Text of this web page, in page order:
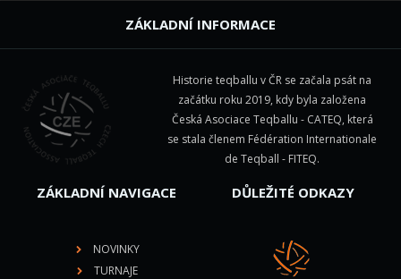
ZÁKLADNÍ INFORMACE
Historie teqballu v ČR se začala psát na
začátku roku 2019, kdy byla založena
Česká Asociace Teqballu - CATEQ, která
se stala členem Fédération Internationale
de Teqball - FITEQ.
ZÁKLADNÍ NAVIGACE
NOVINKY
TURNAJE
DŮLEŽITÉ ODKAZY